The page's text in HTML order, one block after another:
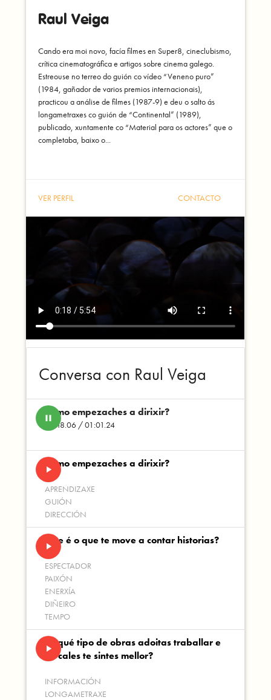
Raul Veiga
Cando era moi novo, facía filmes en Super8, cineclubismo,
crítica cinematográfica e artigos sobre cinema galego.
Estreouse no terreo do guión co vídeo “Veneno puro”
(1984, gañador de varios premios internacionais),
practicou a análise de filmes (1987-9) e deu o salto ás
longametraxes co guión de “Continental” (1989),
publicado, xuntamente co “Material para os actores” que o
completaba, baixo o...
CONTACTO
VER PERFIL
Conversa con Raul Veiga
pause
Como empezaches a dirixir?
00:18.06 / 01:01.24
play_arrowComo empezaches a dirixir?
APRENDIZAXE
GUIÓN
DIRECCIÓN
play_arrowQue é o que te move a contar historias?
ESPECTADOR
PAIXÓN
ENERXÍA
DIÑEIRO
TEMPO
play_arrowEn qué tipo de obras adoitas traballar e
en cales te sintes mellor?
INFORMACIÓN
LONGAMETRAXE